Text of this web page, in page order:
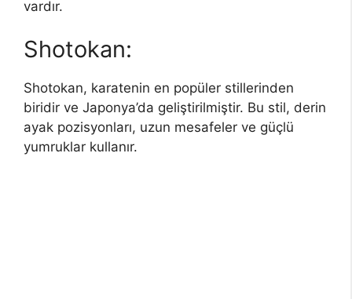
vardır.
Shotokan:
Shotokan, karatenin en popüler stillerinden
biridir ve Japonya’da geliştirilmiştir. Bu stil, derin
ayak pozisyonları, uzun mesafeler ve güçlü
yumruklar kullanır.